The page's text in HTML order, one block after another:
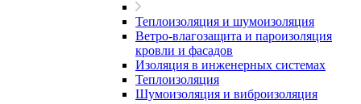
Теплоизоляция и шумоизоляция
Ветро-влагозащита и пароизоляция
кровли и фасадов
Изоляция в инженерных системах
Теплоизоляция
Шумоизоляция и виброизоляция